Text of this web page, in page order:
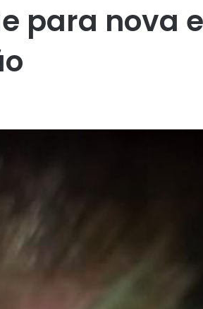
para nova